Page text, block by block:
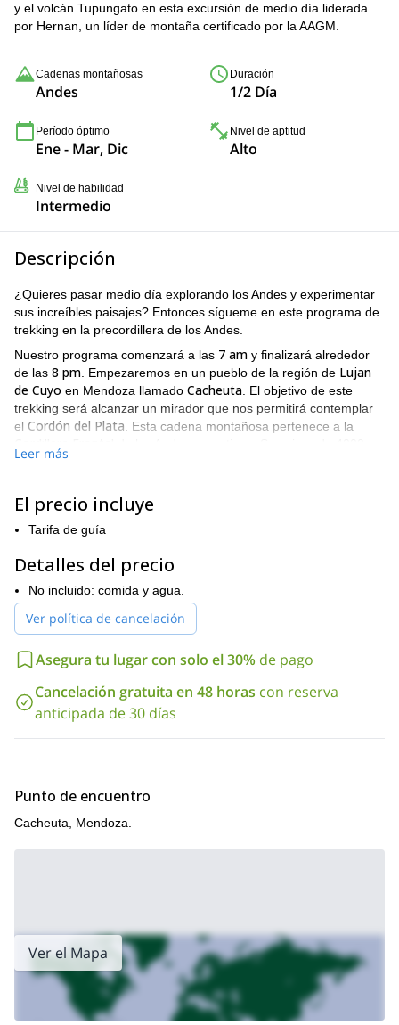
y el volcán Tupungato en esta excursión de medio día liderada
por Hernan, un líder de montaña certificado por la AAGM.
Cadenas montañosas
Andes
Duración
1/2 Día
Período óptimo
Ene - Mar, Dic
Nivel de aptitud
Alto
Nivel de habilidad
Intermedio
Descripción
¿Quieres pasar medio día explorando los Andes y experimentar
sus increíbles paisajes? Entonces sígueme en este programa de
trekking en la precordillera de los Andes.
Nuestro programa comenzará a las 7 am y finalizará alrededor
de las 8 pm . Empezaremos en un pueblo de la región de Lujan
de Cuyo en Mendoza llamado Cacheuta . El objetivo de este
trekking será alcanzar un mirador que nos permitirá contemplar
el Cordón del Plata . Esta cadena montañosa pertenece a la
metros y 5000 metros forman un escenario asombroso y
increíble volcán Tupungato
los picos más altos de Sudamérica.
Finalmente, para participar en este programa, necesitarás un
nivel de condición física muy bueno
para ayudar y guiarte!
¿Entonces, esta aventura en la precordillera de los Andes suena
emocionante? Entonces no dudes y envía la solicitud para
reservar tu lugar ahora.
¿Buscas una excursión de escalada en roca en Mendoza?
Arenales.
Leer más
El precio incluye
Tarifa de guía
Detalles del precio
No incluido: comida y agua.
Ver política de cancelación
Asegura tu lugar con solo el 30% de pago
Cancelación gratuita en 48 horas con reserva
anticipada de 30 días
Punto de encuentro
Cacheuta, Mendoza.
Ver el Mapa